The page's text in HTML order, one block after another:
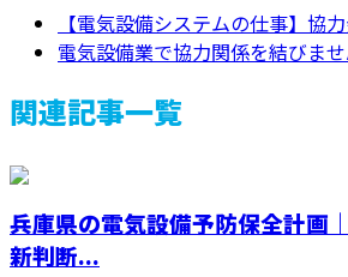
【電気設備システムの仕事】協
電気設備業で協力関係を結びませ
関連記事一覧
兵庫県の電気設備予防保全計画
新判断...